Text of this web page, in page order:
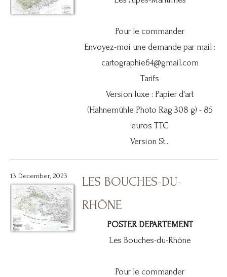
Pour le commander
Envoyez-moi une demande par mail :
cartographie64@gmail.com
Tarifs
Version luxe : Papier d'art
(Hahnemühle Photo Rag 308 g) - 85
euros TTC
Version St...
13 December, 2023
LES BOUCHES-DU-
RHÔNE
POSTER DEPARTEMENT
Les Bouches-du-Rhône
Pour le commander